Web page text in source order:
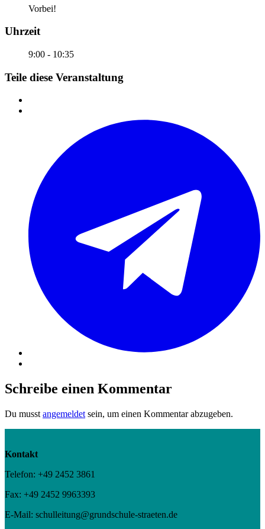
Vorbei!
Uhrzeit
9:00 - 10:35
Teile diese Veranstaltung
Schreibe einen Kommentar
Du musst angemeldet sein, um einen Kommentar abzugeben.
Kontakt
Telefon: +49 2452 3861
Fax: +49 2452 9963393
E-Mail: schulleitung@grundschule-straeten.de